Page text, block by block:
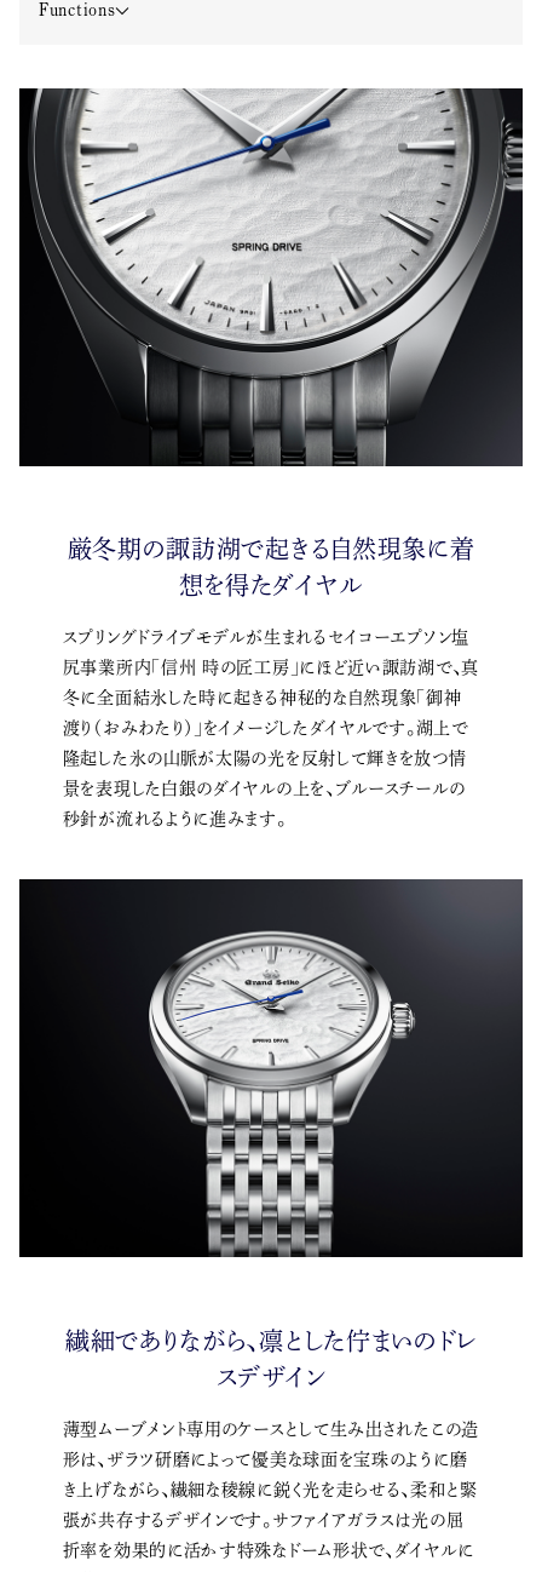
Functions
厳冬期の諏訪湖で起きる自然現象に着
想を得たダイヤル
スプリングドライブモデルが生まれるセイコーエプソン塩
尻事業所内「信州 時の匠工房」にほど近い諏訪湖で、真
冬に全面結氷した時に起きる神秘的な自然現象「御神
渡り（おみわたり）」をイメージしたダイヤルです。湖上で
隆起した氷の山脈が太陽の光を反射して輝きを放つ情
景を表現した白銀のダイヤルの上を、ブルースチールの
秒針が流れるように進みます。
繊細でありながら、凛とした佇まいのドレ
スデザイン
薄型ムーブメント専用のケースとして生み出されたこの造
形は、ザラツ研磨によって優美な球面を宝珠のように磨
き上げながら、繊細な稜線に鋭く光を走らせる、柔和と緊
張が共存するデザインです。サファイアガラスは光の屈
折率を効果的に活かす特殊なドーム形状で、ダイヤルに